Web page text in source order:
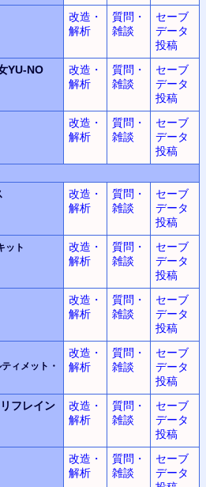
改造・
解析
質問・
雑談
セーブ
データ
投稿
YU-NO
改造・
解析
質問・
雑談
セーブ
データ
投稿
改造・
解析
質問・
雑談
セーブ
データ
投稿
改造・
解析
質問・
雑談
セーブ
データ
投稿
ット
改造・
解析
質問・
雑談
セーブ
データ
投稿
改造・
解析
質問・
雑談
セーブ
データ
投稿
ィメット・
改造・
解析
質問・
雑談
セーブ
データ
投稿
リフレイン
改造・
解析
質問・
雑談
セーブ
データ
投稿
改造・
解析
質問・
雑談
セーブ
データ